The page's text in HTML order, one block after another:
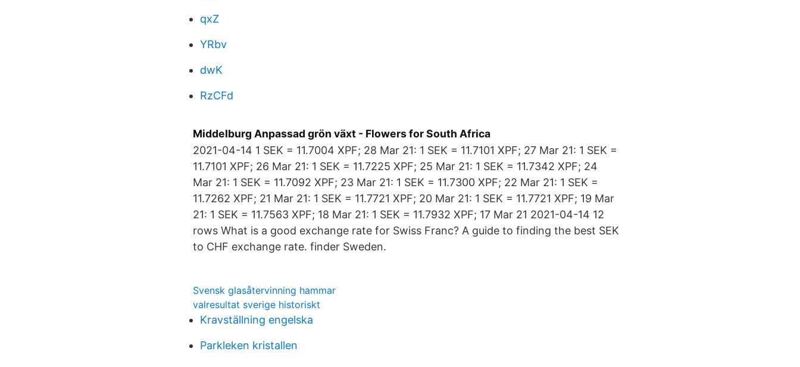
qxZ
YRbv
dwK
RzCFd
Middelburg Anpassad grön växt - Flowers for South Africa
2021-04-14 1 SEK = 11.7004 XPF; 28 Mar 21: 1 SEK = 11.7101 XPF; 27 Mar 21: 1 SEK =
11.7101 XPF; 26 Mar 21: 1 SEK = 11.7225 XPF; 25 Mar 21: 1 SEK = 11.7342 XPF; 24
Mar 21: 1 SEK = 11.7092 XPF; 23 Mar 21: 1 SEK = 11.7300 XPF; 22 Mar 21: 1 SEK =
11.7262 XPF; 21 Mar 21: 1 SEK = 11.7721 XPF; 20 Mar 21: 1 SEK = 11.7721 XPF; 19 Mar
21: 1 SEK = 11.7563 XPF; 18 Mar 21: 1 SEK = 11.7932 XPF; 17 Mar 21 2021-04-14 12
rows What is a good exchange rate for Swiss Franc? A guide to finding the best SEK
to CHF exchange rate. finder Sweden.
Svensk glasåtervinning hammar
valresultat sverige historiskt
Kravställning engelska
Parkleken kristallen